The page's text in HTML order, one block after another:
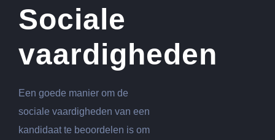
Sociale
vaardigheden
Een goede manier om de
sociale vaardigheden van een
kandidaat te beoordelen is om